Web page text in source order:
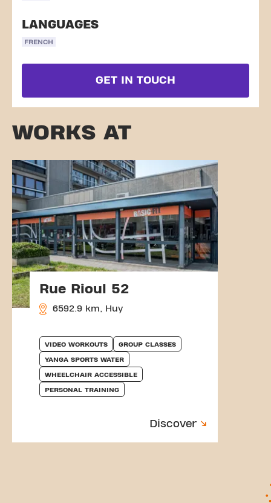
LANGUAGES
FRENCH
GET IN TOUCH
WORKS AT
Rue Rioul 52
6592.9 km, Huy
VIDEO WORKOUTS GROUP CLASSES
YANGA SPORTS WATER
WHEELCHAIR ACCESSIBLE
PERSONAL TRAINING
Discover